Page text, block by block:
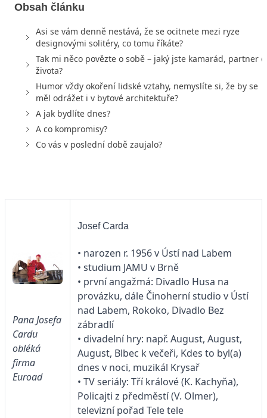
Obsah článku
Asi se vám denně nestává, že se ocitnete mezi ryze
designovými solitéry, co tomu říkáte?
Tak mi něco povězte o sobě – jaký jste kamarád, partner
života?
Humor vždy okoření lidské vztahy, nemyslíte si, že by se
měl odrážet i v bytové architektuře?
A jak bydlíte dnes?
A co kompromisy?
Co vás v poslední době zaujalo?
Pana Josefa
Cardu
obléká
firma
Euroad
Josef Carda
• narozen r. 1956 v Ústí nad Labem
• studium JAMU v Brně
• první angažmá: Divadlo Husa na
provázku, dále Činoherní studio v Ústí
nad Labem, Rokoko, Divadlo Bez
zábradlí
• divadelní hry: např. August, August,
August, Blbec k večeři, Kdes to byl(a)
dnes v noci, muzikál Krysař
• TV seriály: Tří králové (K. Kachyňa),
Policajti z předměstí (V. Olmer),
televizní pořad Tele tele